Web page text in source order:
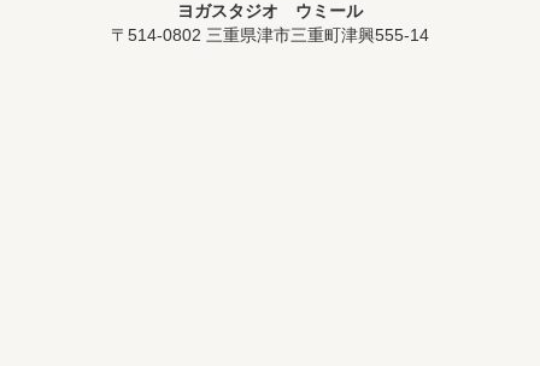
ヨガスタジオ ウミール
〒514-0802 三重県津市三重町津興555-14